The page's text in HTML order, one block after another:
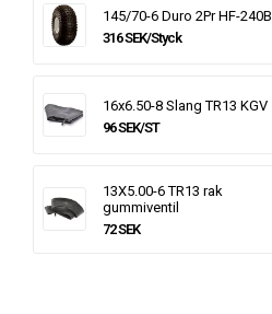
145/70-6 Duro 2Pr HF-240B
316 SEK/Styck
16x6.50-8 Slang TR13 KGV
96 SEK/ST
13X5.00-6 TR13 rak
gummiventil
72 SEK